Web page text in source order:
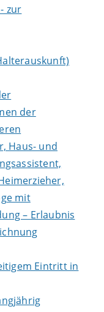
zur
der
Haus- und
mit
– Erlaubnis
Eintritt in